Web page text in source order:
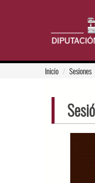
Inicio Sesiones